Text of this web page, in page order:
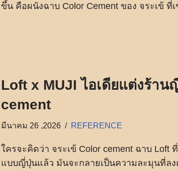
ขึ้น คือผนังฉาบ Color Cement ของ จระเข้ ที่
Loft x MUJI ไอเดียแต่งร้า
cement
มีนาคม 26 ,2026 REFERENCE
ใครจะคิดว่า จระเข้ Color cement ฉาบ
แบบญี่ปุ่นแล้ว มันจะกลายเป็นความละมุนที่ล